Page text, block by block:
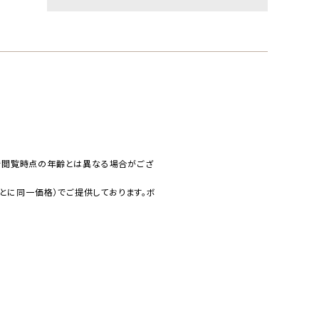
覧時点の年齢とは異なる場合がござ
に同一価格）でご提供しております。ボ